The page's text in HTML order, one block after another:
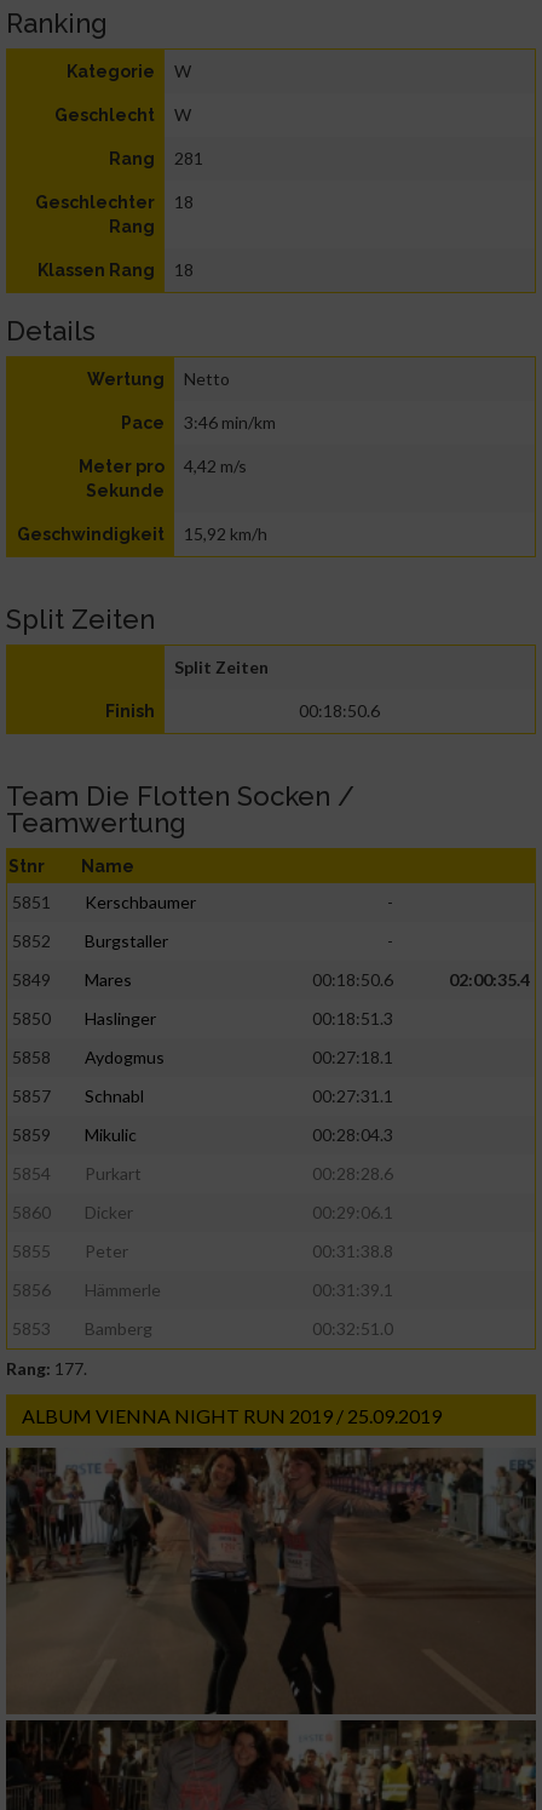
Ranking
Kategorie W
Geschlecht W
Rang 281
Geschlechter
Rang
18
Klassen Rang 18
Details
Wertung Netto
Pace 3:46 min/km
Meter pro
Sekunde
4,42 m/s
Geschwindigkeit 15,92 km/h
Split Zeiten
Split Zeiten
Finish 00:18:50.6
Team Die Flotten Socken /
Teamwertung
Stnr Name
5851 Kerschbaumer
-
5852
Burgstaller
-
5849
Mares 00:18:50.6
02:00:35.4
5850
Haslinger
00:18:51.3
5858
Aydogmus
00:27:18.1
5857
Schnabl
00:27:31.1
5859
Mikulic
00:28:04.3
5854
Purkart
00:28:28.6
5860
Dicker
00:29:06.1
5855
Peter
00:31:38.8
5856
Hämmerle
00:31:39.1
5853
Bamberg
00:32:51.0
Rang: 177.
ALBUM VIENNA NIGHT RUN 2019 / 25.09.2019